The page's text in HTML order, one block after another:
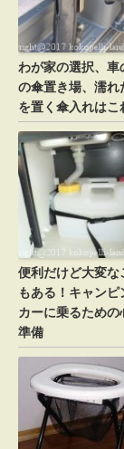
名前
メール
新規投稿
チェック
わが家の選択、車
の傘置き場、濡れ
を置く傘入れはこ
便利だけど大変な
もある！キャンピ
カーに乗るための
準備